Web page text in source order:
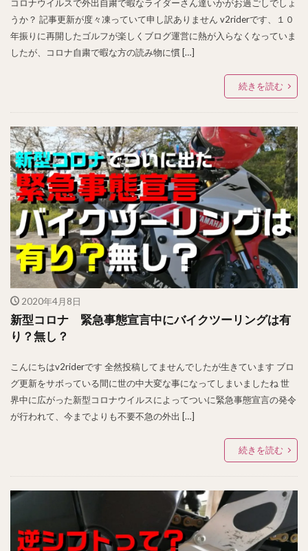
コロナウイルスで外出自粛で暇なライダーさん達いかがお過ごしでしょ
うか？ 記事更新が度々凍っていて申し訳ありません v2riderです、１０
年振りに再開したゴルフが楽しくブログ運営に熱が入らなくなっていま
したが、コロナ自粛で暇な方の読み物に慣 […]
続きを読む
2020年4月8日
新型コロナ 緊急事態宣言中にバイクツーリングは有
り？無し？
こんにちはv2riderです 全然投稿してませんでしたが生きています ブロ
グ更新をサボっている間に世の中大変な事になってしまいましたね 世
界中に広がった新型コロナウイルスによってついに緊急事態宣言の発令
が行われて、今までよりも不要不急の外出 […]
続きを読む